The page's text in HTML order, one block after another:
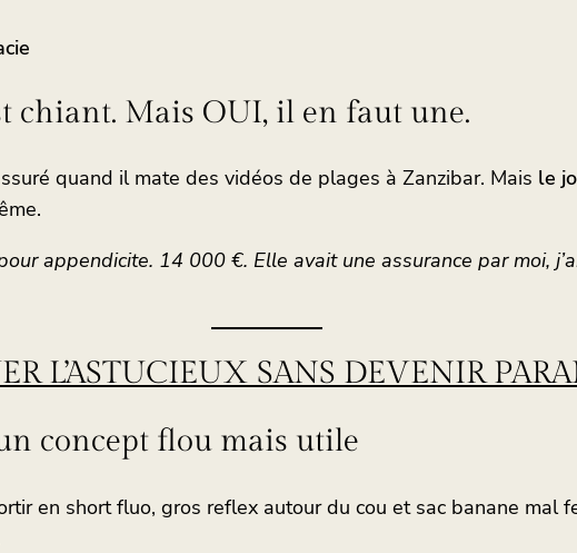
chiant. Mais OUI, il en faut une.
quand il mate des vidéos de plages à Zanzibar. Mais le
appendicite. 14 000 €. Elle avait une assurance par moi,
L’ASTUCIEUX SANS DEVENIR
concept flou mais utile
en short fluo, gros reflex autour du cou et sac banane mal